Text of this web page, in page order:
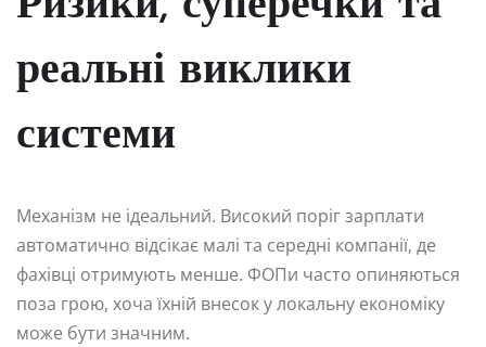
реальні виклики
системи
Механізм не ідеальний. Високий поріг зарплати
автоматично відсікає малі та середні компанії, де
фахівці отримують менше. ФОПи часто опиняються
поза грою, хоча їхній внесок у локальну економіку
може бути значним.